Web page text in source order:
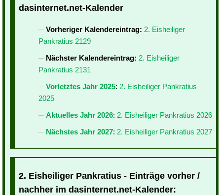
dasinternet.net-Kalender
Vorheriger Kalendereintrag: 2. Eisheiliger
Pankratius 2129
Nächster Kalendereintrag: 2. Eisheiliger
Pankratius 2131
Vorletztes Jahr 2025: 2. Eisheiliger Pankratius
2025
Aktuelles Jahr 2026: 2. Eisheiliger Pankratius 2026
Nächstes Jahr 2027: 2. Eisheiliger Pankratius 2027
2. Eisheiliger Pankratius - Einträge vorher /
nachher im dasinternet.net-Kalender: